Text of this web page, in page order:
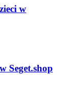
w
Seget.shop